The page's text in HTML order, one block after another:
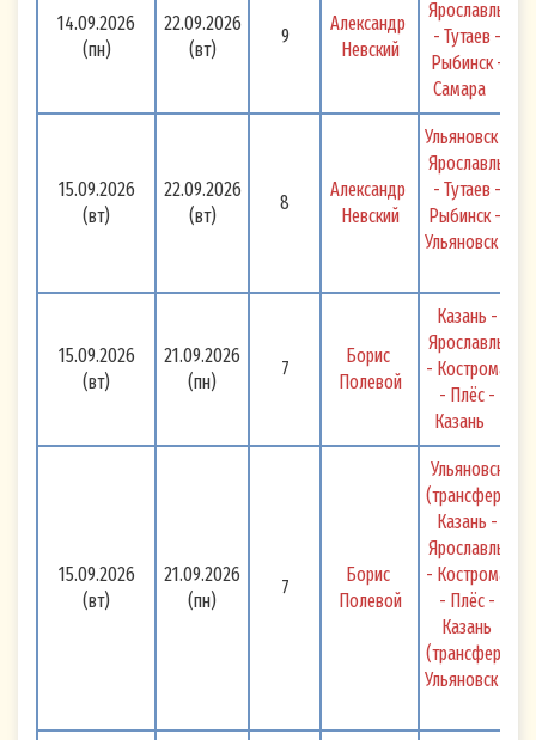
14.09.2026
(пн)
22.09.2026
(вт)
9
Александр
Невский
Ярославль
- Тутаев -
Рыбинск -
Самара
15.09.2026
(вт)
22.09.2026
(вт)
8
Александр
Невский
Ульяновск -
Ярославль
- Тутаев -
Рыбинск -
Ульяновск
15.09.2026
(вт)
21.09.2026
(пн)
7
Борис
Полевой
Казань -
Ярославль
- Кострома
- Плёс -
Казань
15.09.2026
(вт)
21.09.2026
(пн)
7
Борис
Полевой
Ульяновск
(трансфер)
Казань -
Ярославль
- Кострома
- Плёс -
Казань
(трансфер)
Ульяновск